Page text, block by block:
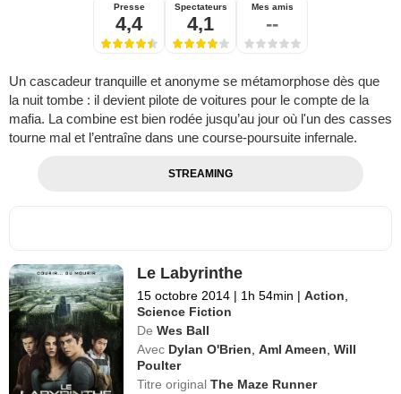
Presse
4,4
Spectateurs
4,1
Mes amis
--
Un cascadeur tranquille et anonyme se métamorphose dès que
la nuit tombe : il devient pilote de voitures pour le compte de la
mafia. La combine est bien rodée jusqu’au jour où l'un des casses
tourne mal et l’entraîne dans une course-poursuite infernale.
STREAMING
Le Labyrinthe
15 octobre 2014 | 1h 54min | Action
Science Fiction
De Wes Ball
Avec Dylan O'Brien ,Aml Ameen ,Will
Poulter
Titre originalThe Maze Runner